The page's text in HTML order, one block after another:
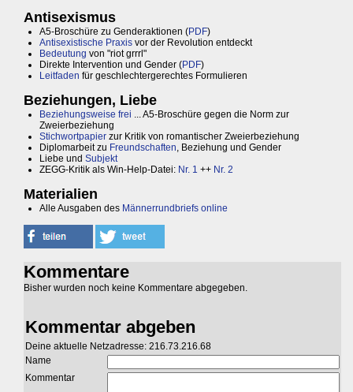
Antisexismus
A5-Broschüre zu Genderaktionen (PDF)
Antisexistische Praxis vor der Revolution entdeckt
Bedeutung von "riot grrrl"
Direkte Intervention und Gender (PDF)
Leitfaden für geschlechtergerechtes Formulieren
Beziehungen, Liebe
Beziehungsweise frei ... A5-Broschüre gegen die Norm zur
Zweierbeziehung
Stichwortpapier zur Kritik von romantischer Zweierbeziehung
Diplomarbeit zu Freundschaften, Beziehung und Gender
Liebe und Subjekt
ZEGG-Kritik als Win-Help-Datei: Nr. 1 ++ Nr. 2
Materialien
Alle Ausgaben des Männerrundbriefs online
Kommentare
Bisher wurden noch keine Kommentare abgegeben.
Kommentar abgeben
Deine aktuelle Netzadresse: 216.73.216.68
Name
Kommentar